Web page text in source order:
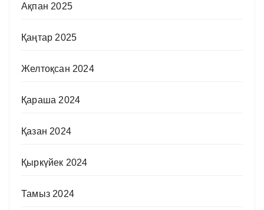
Ақпан 2025
Қаңтар 2025
Желтоқсан 2024
Қараша 2024
Қазан 2024
Қыркүйек 2024
Тамыз 2024